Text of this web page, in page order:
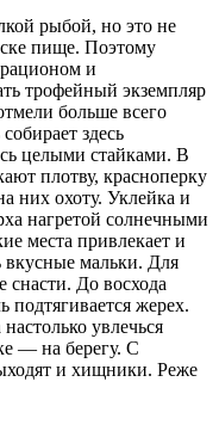
рыбой, но это не
пище. Поэтому
и
трофейный экземпляр
больше всего
здесь
целыми стайками. В
плотву, красноперку
них охоту. Уклейка и
нагретой солнечными
места привлекает и
вкусные мальки. Для
снасти. До восхода
подтягивается жерех.
увлечься
— на берегу. С
и хищники. Реже